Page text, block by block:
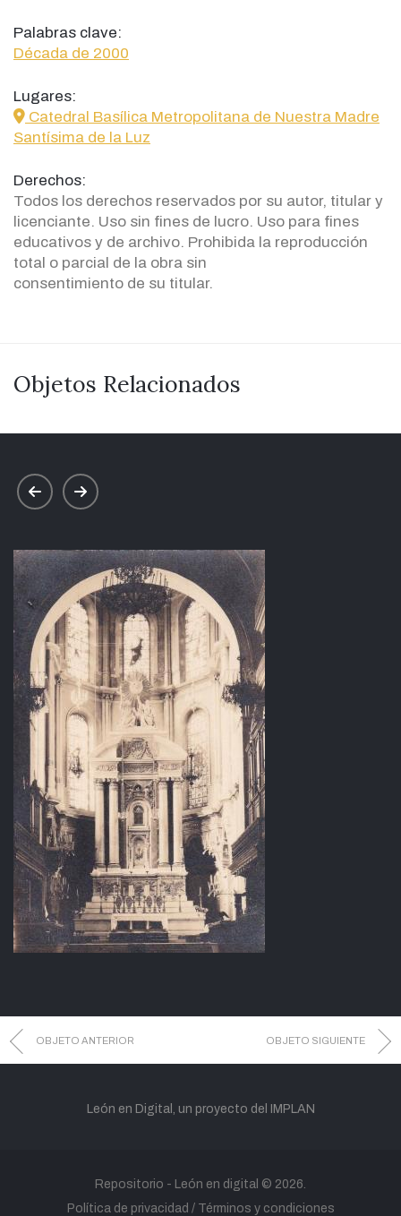
Palabras clave:
Década de 2000
Lugares:
icon
Catedral Basílica Metropolitana de Nuestra Madre
Santísima de la Luz
Derechos:
Todos los derechos reservados por su autor, titular y
licenciante. Uso sin fines de lucro. Uso para fines
educativos y de archivo. Prohibida la reproducción
total o parcial de la obra sin
consentimiento de su titular.
Objetos Relacionados
prev next
OBJETO ANTERIOR OBJETO SIGUIENTE
León en Digital, un proyecto del IMPLAN
Repositorio - León en digital © 2026.
Política de privacidad
Términos y condiciones